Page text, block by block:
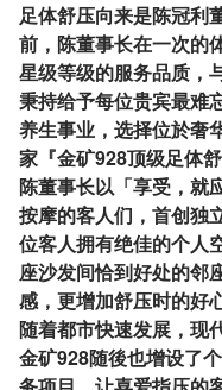
足体舒压向来是陈冠利
前，陈董事长在一次的
星级等级的服务品质，
秉持给予每位贵宾最难
养生事业，选择位於奢
家『金矿928顶级足体舒
陈董事长以「享受，就
按摩的客人们，首创独
位客人拥有绝佳的个人
座沙发间恰到好处的邻
感，更增加舒压时的好
随着都市快速发展，现
金矿928随後也增设了